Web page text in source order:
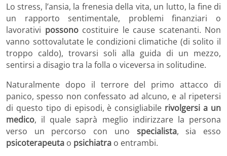
Lo stress, l’ansia, la frenesia della vita, un lutto, la fine di
un rapporto sentimentale, problemi finanziari o
lavorativi possonocostituire le cause scatenanti. Non
vanno sottovalutate le condizioni climatiche (di solito il
troppo caldo), trovarsi soli alla guida di un mezzo,
sentirsi a disagio tra la folla o viceversa in solitudine.
Naturalmente dopo il terrore del primo attacco di
panico, spesso non confessato ad alcuno, e al ripetersi
di questo tipo di episodi, è consigliabile rivolgersi a un
medico, il quale saprà meglio indirizzare la persona
verso un percorso con uno specialista, sia esso
psicoterapeuta o psichiatra o entrambi.